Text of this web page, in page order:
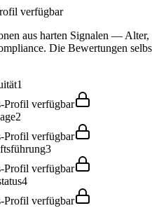
verfügbar
aus harten Signalen —
Die Bewertungen
1
Profil verfügbar
2
Profil verfügbar
3
Profil verfügbar
4
Profil verfügbar